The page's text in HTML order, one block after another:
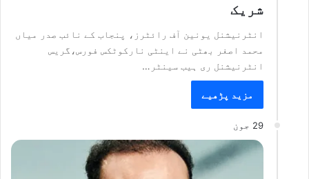
شریک
انٹرنیشنل یونین آف رائٹرز، پنجاب کے نائب صدر میاں
محمد اصغر بھٹی نے اینٹی نارکوٹکس فورس،گریس
انٹرنیشنل ری ہیب سینٹر…
مزید پڑھیے
29 جون